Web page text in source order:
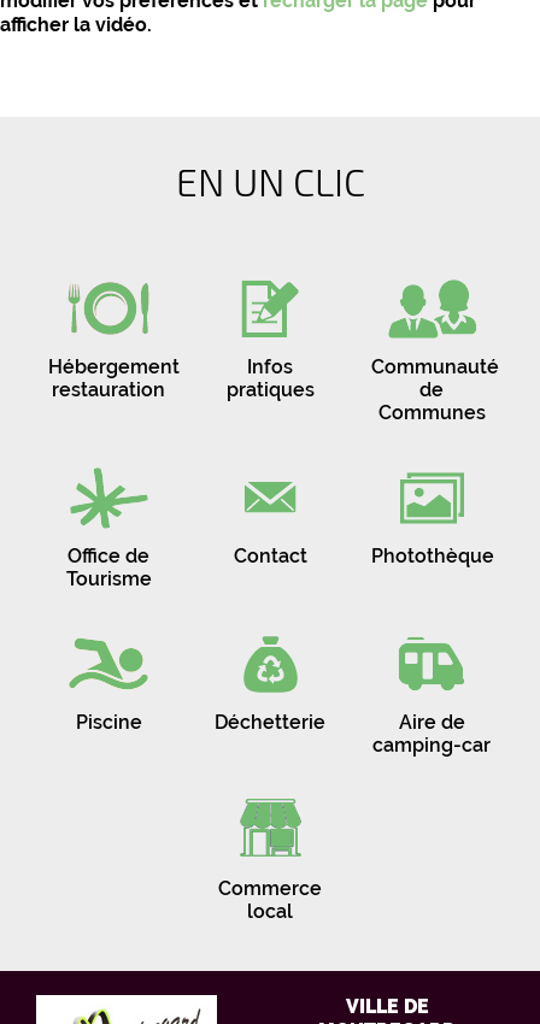
afficher la vidéo.
EN UN CLIC
Hébergement
restauration
Infos
pratiques
Communauté
de
Communes
Office de
Tourisme
Contact Photothèque
Piscine Déchetterie
Aire de
camping-car
Commerce
local
VILLE DE